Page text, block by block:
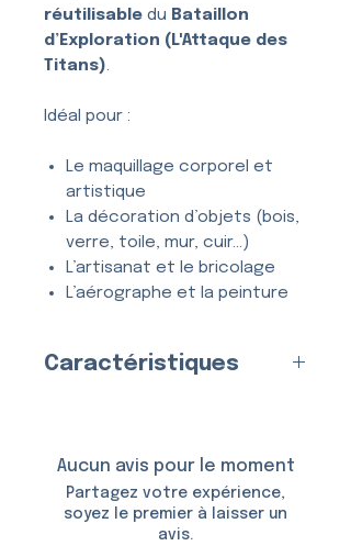
réutilisable du Bataillon
d’Exploration (L'Attaque des
Titans).
Idéal pour :
Le maquillage corporel et
artistique
La décoration d’objets (bois,
verre, toile, mur, cuir…)
L’artisanat et le bricolage
L’aérographe et la peinture
créatifs et DIY
secondes à l’eau et au savon,
et peut être utiliséde
nombreuses fois sans se
déformer ni perdre en précision.
Caractéristiques
Matériau
:Plastique (Mylar)
Épaisseur :150 Microns
Taille du Pochoir :
Aucun avis pour le moment
Partagez votre expérience,
soyez le premier à laisser un
avis.